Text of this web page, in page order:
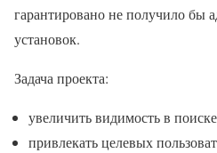
гарантировано не получило бы
установок.
Задача проекта:
увеличить видимость в
привлекать целевых